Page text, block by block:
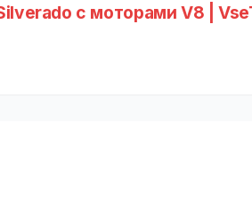
с моторами V8 |